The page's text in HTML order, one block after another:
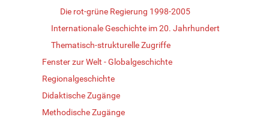
Die rot-grüne Regierung 1998-2005
Internationale Geschichte im 20. Jahrhundert
Thematisch-strukturelle Zugriffe
Fenster zur Welt - Globalgeschichte
Regionalgeschichte
Didaktische Zugänge
Methodische Zugänge